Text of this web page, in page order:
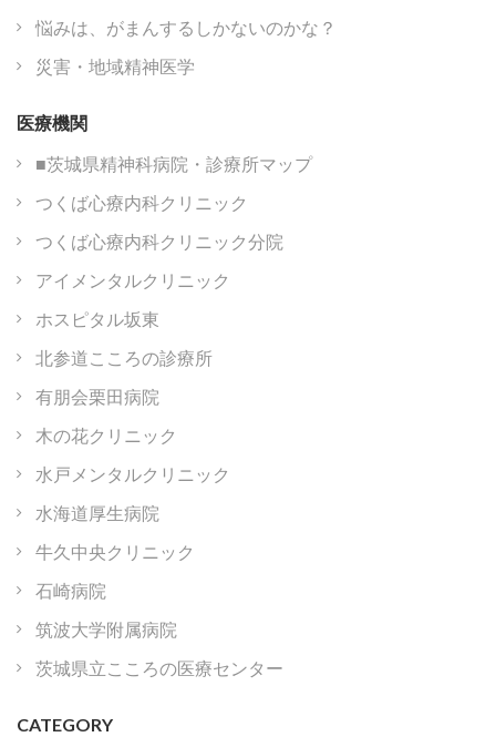
悩みは、がまんするしかないのかな？
災害・地域精神医学
医療機関
■茨城県精神科病院・診療所マップ
つくば心療内科クリニック
つくば心療内科クリニック分院
アイメンタルクリニック
ホスピタル坂東
北参道こころの診療所
有朋会栗田病院
木の花クリニック
水戸メンタルクリニック
水海道厚生病院
牛久中央クリニック
石崎病院
筑波大学附属病院
茨城県立こころの医療センター
CATEGORY